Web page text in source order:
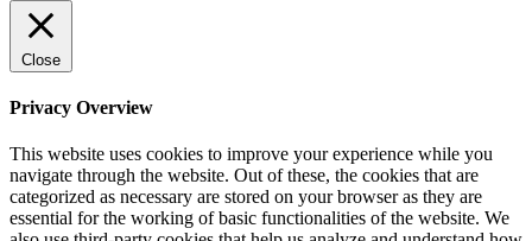
Close
Privacy Overview
This website uses cookies to improve your experience while you
navigate through the website. Out of these, the cookies that are
categorized as necessary are stored on your browser as they are
essential for the working of basic functionalities of the website. We